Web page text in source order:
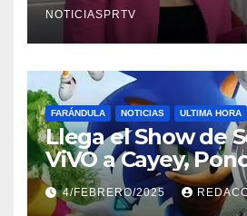
NOTICIASPRTV
FARÁNDULA NOTICIAS ULTIMA HORA
Llega el Show de
ViVO a Cayey,
Barceloneta y
Relojes gratis para
4/FEBRERO/2025